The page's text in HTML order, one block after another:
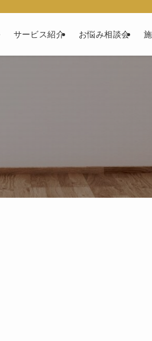
サービス紹介 お悩み相談会